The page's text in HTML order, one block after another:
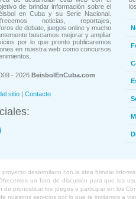
de brindar información sobre el
en Cuba y su Serie Nacional.
noticias, reportajes,
de debate, juegos online y mucho
buscamos mejorar y ampliar
por lo que pronto publicaremos
en nuestra web como concursos
- 2026 BeisbolEnCuba.com
sitio | Contacto
desarrollado con la idea brindar
un foro de discusión para que los
de pronosticar los juegos o participar en los
nuestros servicios por lo que te invitamos a